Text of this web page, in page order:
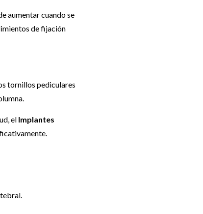
aumentar cuando se
de fijación
tornillos pediculares
el Implantes